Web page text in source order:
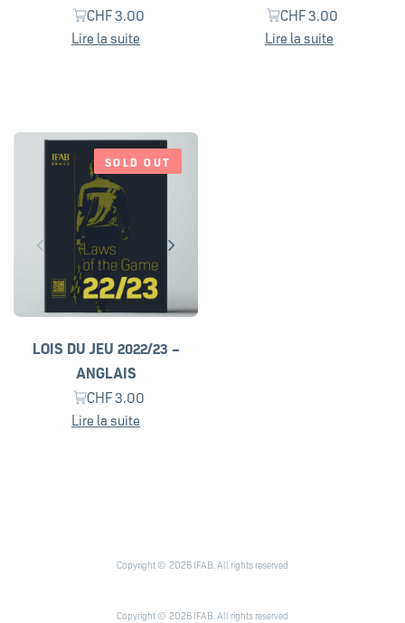
CHF3.00
Lire la suite
CHF3.00
Lire la suite
SOLD OUT
LOIS DU JEU 2022/23 –
ANGLAIS
CHF3.00
Lire la suite
Copyright © 2026 IFAB. All rights reserved
Copyright © 2026 IFAB. All rights reserved